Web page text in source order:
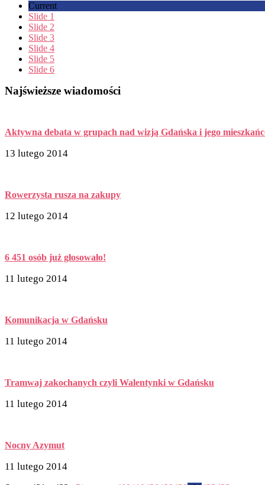
Current
Slide 1
Slide 2
Slide 3
Slide 4
Slide 5
Slide 6
Najświeższe wiadomości
Aktywna debata w grupach nad wizją Gdańska i jego
13 lutego 2014
Rowerzysta rusza na zakupy
12 lutego 2014
6 451 osób już głosowało!
11 lutego 2014
Komunikacja w Gdańsku
11 lutego 2014
Tramwaj zakochanych czyli Walentynki w Gdańsku
11 lutego 2014
Nocny Azymut
11 lutego 2014